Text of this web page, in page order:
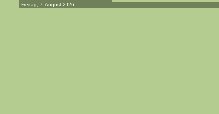
Freitag, 7. August 2026